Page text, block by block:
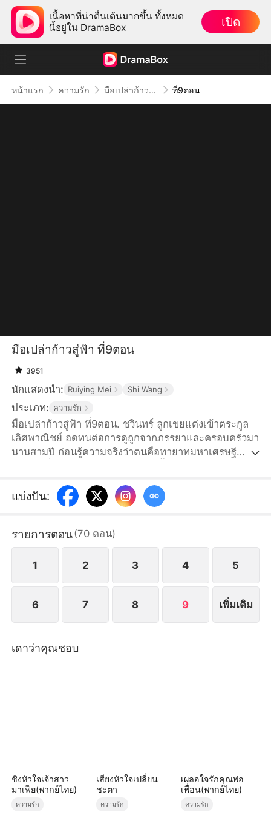
เนื้อหาที่น่าตื่นเต้นมากขึ้น ทั้งหมด
นี้อยู่ใน DramaBox
เปิด
หน้าแรก ความรัก มือเปล่าก้าวสู่ฟ้า ที่9ตอน
มือเปล่าก้าวสู่ฟ้า ที่9ตอน
3951
นักแสดงนำ: Ruiying Mei Shi Wang
ประเภท: ความรัก
มือเปล่าก้าวสู่ฟ้า ที่9ตอน. ชวินทร์ ลูกเขยแต่งเข้าตระกูล
เลิศพาณิชย์ อดทนต่อการดูถูกจากภรรยาและครอบครัวมา
นานสามปี ก่อนรู้ความจริงว่าตนคือทายาทมหาเศรษฐี
ละลาย เมื่อความจริงถูกเปิดเผย อดีตภรรยาก็สำนึกเสียใจ
แต่ทุกอย่างสายเกินไปแล้ว
แบ่งปัน:
รายการตอน(70 ตอน)
1 2 3 4 5
6 7 8 9 เพิ่มเติม
เดาว่าคุณชอบ
ชิงหัวใจเจ้าสาว
มาเฟีย(พากย์ไทย)
ความรัก
เสียงหัวใจเปลี่ยน
ชะตา
ความรัก
เผลอใจรักคุณพ่อ
เพื่อน(พากย์ไทย)
ความรัก